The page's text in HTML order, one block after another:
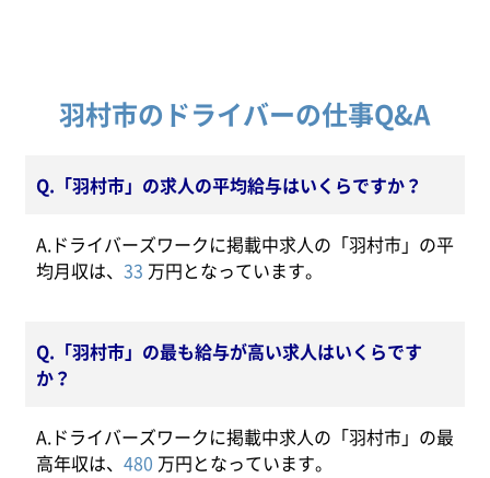
羽村市のドライバーの仕事Q&A
Q.「羽村市」の求人の平均給与はいくらですか？
A.ドライバーズワークに掲載中求人の「羽村市」の平
均月収は、 33 万円となっています。
Q.「羽村市」の最も給与が高い求人はいくらです
か？
A.ドライバーズワークに掲載中求人の「羽村市」の最
高年収は、 480 万円となっています。